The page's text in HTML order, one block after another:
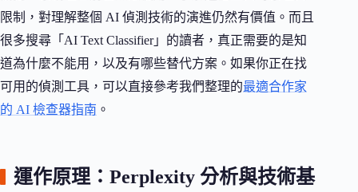
限制，對理解整個 AI 偵測技術的演進仍然有價值。而且
很多搜尋「AI Text Classifier」的讀者，真正需要的是知
道為什麼不能用，以及有哪些替代方案。如果你正在找
可用的偵測工具，可以直接參考我們整理的最適合作家
的 AI 檢查器指南 。
運作原理：Perplexity 分析與技術基